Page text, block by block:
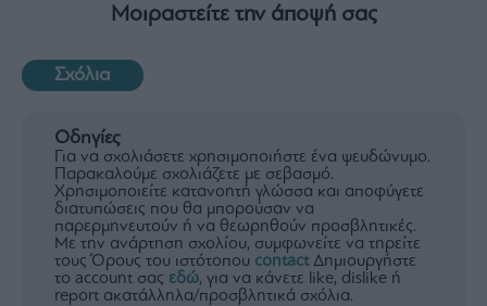
Μοιραστείτε την άποψή σας
Σχόλια
Οδηγίες
Για να σχολιάσετε χρησιμοποιήστε ένα ψευδώνυμο.
Παρακαλούμε σχολιάζετε με σεβασμό.
Χρησιμοποιείτε κατανοητή γλώσσα και αποφύγετε
διατυπώσεις που θα μπορούσαν να
παρερμηνευτούν ή να θεωρηθούν προσβλητικές.
Με την ανάρτηση σχολίου, συμφωνείτε να τηρείτε
τους Όρους του ιστότοπου contactΔημιουργήστε
το account σας εδώ, για να κάνετε like, dislike ή
report ακατάλληλα/προσβλητικά σχόλια.